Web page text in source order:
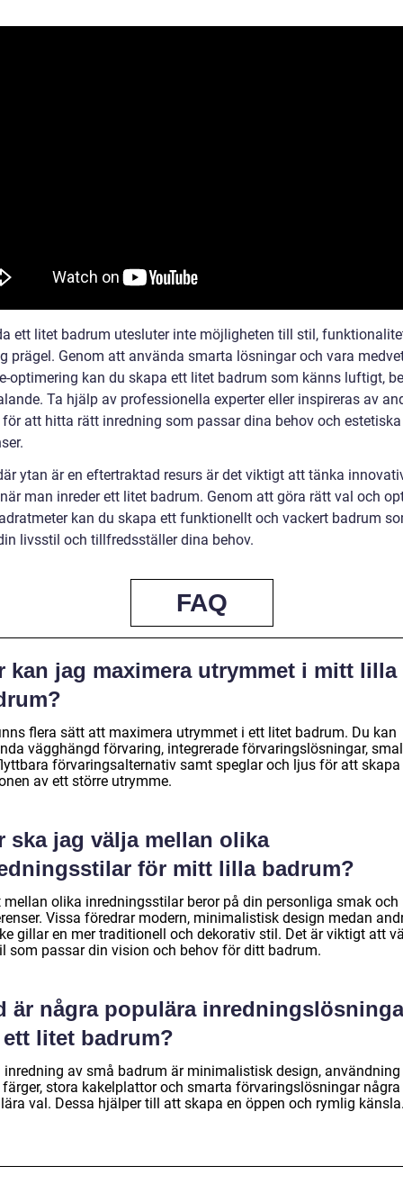
ett litet badrum utesluter inte möjligheten till stil,
prägel. Genom att använda smarta lösningar och vara
optimering kan du skapa ett litet badrum som känns luftigt,
Ta hjälp av professionella experter eller inspireras av
att hitta rätt inredning som passar dina behov och estetiska
ytan är en eftertraktad resurs är det viktigt att tänka
man inreder ett litet badrum. Genom att göra rätt val och
kan du skapa ett funktionellt och vackert badrum
livsstil och tillfredsställer dina behov.
FAQ
kan jag maximera utrymmet i mitt lilla
flera sätt att maximera utrymmet i ett litet badrum. Du kan
vägghängd förvaring, integrerade förvaringslösningar,
förvaringsalternativ samt speglar och ljus för att skapa
av ett större utrymme.
ska jag välja mellan olika
för mitt lilla badrum?
mellan olika inredningsstilar beror på din personliga smak och
Vissa föredrar modern, minimalistisk design medan
gillar en mer traditionell och dekorativ stil. Det är viktigt att
som passar din vision och behov för ditt badrum.
är några populära
litet badrum?
inredning av små badrum är minimalistisk design, användning
stora kakelplattor och smarta förvaringslösningar några
val. Dessa hjälper till att skapa en öppen och rymlig